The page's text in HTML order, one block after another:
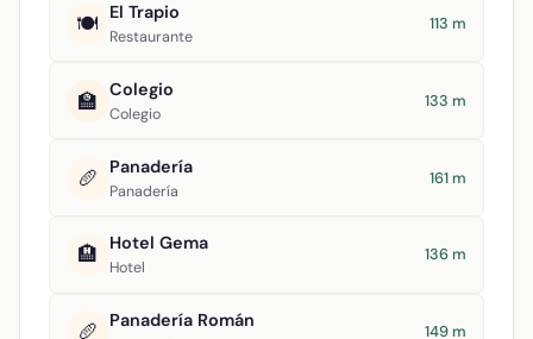
🍽️ El Trapio
Restaurante
113 m
🏫 Colegio
Colegio
133 m
🥖 Panadería
Panadería
161 m
🏨 Hotel Gema
Hotel
136 m
🥖 Panadería Román
149 m